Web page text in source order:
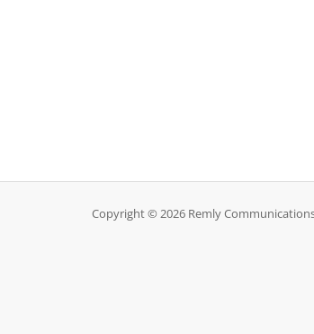
Copyright © 2026 Remly